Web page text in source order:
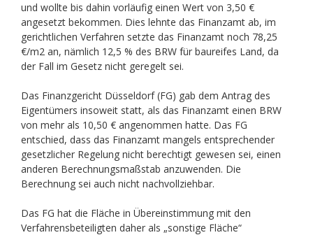
und wollte bis dahin vorläufig einen Wert von 3,50 €
angesetzt bekommen. Dies lehnte das Finanzamt ab, im
gerichtlichen Verfahren setzte das Finanzamt noch 78,25
€/m2 an, nämlich 12,5 % des BRW für baureifes Land, da
der Fall im Gesetz nicht geregelt sei.
Das Finanzgericht Düsseldorf (FG) gab dem Antrag des
Eigentümers insoweit statt, als das Finanzamt einen BRW
von mehr als 10,50 € angenommen hatte. Das FG
entschied, dass das Finanzamt mangels entsprechender
gesetzlicher Regelung nicht berechtigt gewesen sei, einen
anderen Berechnungsmaßstab anzuwenden. Die
Berechnung sei auch nicht nachvollziehbar.
Das FG hat die Fläche in Übereinstimmung mit den
Verfahrensbeteiligten daher als „sonstige Fläche“